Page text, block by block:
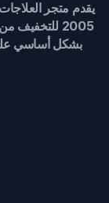
يقدم متجر
2005
بشكل أساسي على